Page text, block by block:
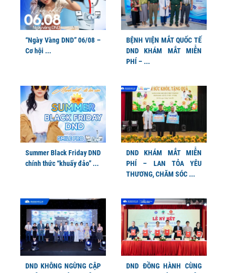
“Ngày Vàng DND” 06/08 –
Cơ hội ...
BỆNH VIỆN MẮT QUỐC TẾ
DND KHÁM MẮT MIỄN
PHÍ – ...
Summer Black Friday DND
chính thức “khuấy đảo” ...
DND KHÁM MẮT MIỄN
PHÍ – LAN TỎA YÊU
THƯƠNG, CHĂM SÓC ...
DND KHÔNG NGỪNG CẬP
DND ĐỒNG HÀNH CÙNG